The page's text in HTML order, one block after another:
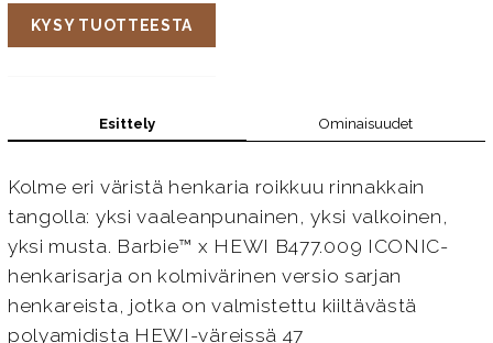
KYSY TUOTTEESTA
Esittely Ominaisuudet
Kolme eri väristä henkaria roikkuu rinnakkain
tangolla: yksi vaaleanpunainen, yksi valkoinen,
yksi musta. Barbie™ x HEWI B477.009 ICONIC-
henkarisarja on kolmivärinen versio sarjan
henkareista, jotka on valmistettu kiiltävästä
polyamidista HEWI-väreissä 47